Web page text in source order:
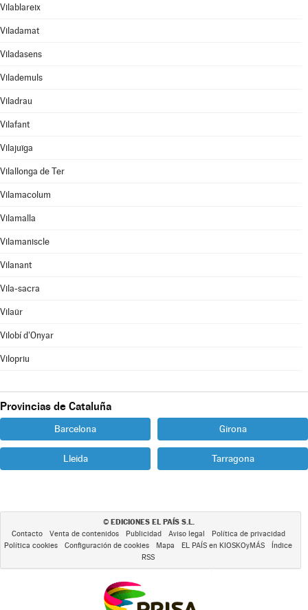
Vilablareix
Viladamat
Viladasens
Vilademuls
Viladrau
Vilafant
Vilajuïga
Vilallonga de Ter
Vilamacolum
Vilamalla
Vilamaniscle
Vilanant
Vila-sacra
Vilaür
Vilobí d'Onyar
Vilopriu
Provincias de Cataluña
Barcelona Girona
Lleida Tarragona
© EDICIONES EL PAÍS S.L.
Contacto Venta de contenidos Publicidad Aviso legal
Política de privacidad
Política cookies
Configuración de cookies Mapa EL PAÍS en KIOSKOyMÁS
Índice
RSS